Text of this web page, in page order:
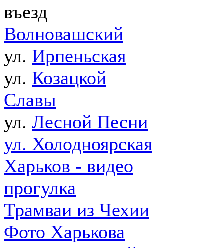
въезд
Волновашский
ул. Ирпеньская
ул. Козацкой
Славы
ул. Лесной Песни
ул. Холодноярская
Харьков - видео
прогулка
Трамваи из Чехии
Фото Харькова